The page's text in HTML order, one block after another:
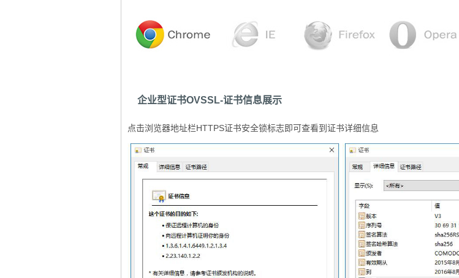
企业型证书OVSSL-证书信息展示
点击浏览器地址栏HTTPS证书安全锁标志即可查看到证书详细信息